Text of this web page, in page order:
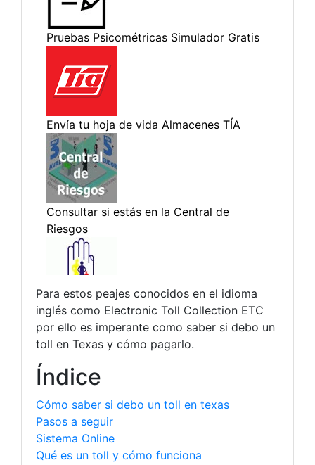
Para estos peajes conocidos en el idioma
inglés como Electronic Toll Collection ETC
por ello es imperante como saber si debo un
toll en Texas y cómo pagarlo.
Índice
Cómo saber si debo un toll en texas
Pasos a seguir
Sistema Online
Qué es un toll y cómo funciona